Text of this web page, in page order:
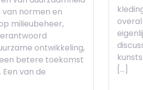
normen en
milieubeheer,
ontwikkeling,
betere toekomst
van de
[…]